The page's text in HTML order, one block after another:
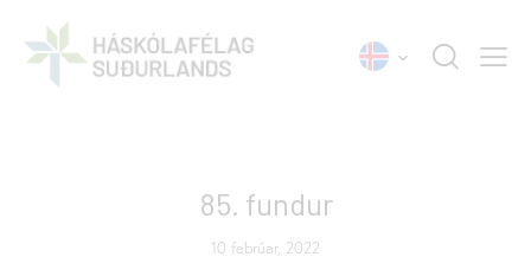
85. fundur
10 febrúar, 2022